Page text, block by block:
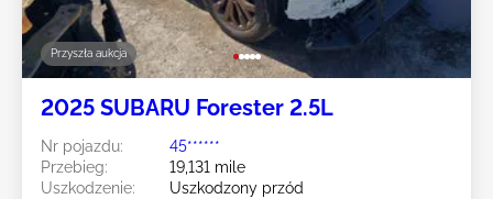
Przyszła aukcja
2025 SUBARU Forester 2.5L
Nr pojazdu:
45******
Przebieg:
19,131 mile
Uszkodzenie:
Uszkodzony przód